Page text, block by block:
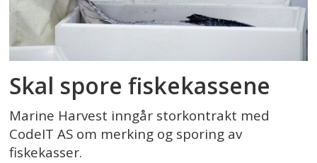
Skal spore fiskekassene
Marine Harvest inngår storkontrakt med
CodeIT AS om merking og sporing av
fiskekasser.